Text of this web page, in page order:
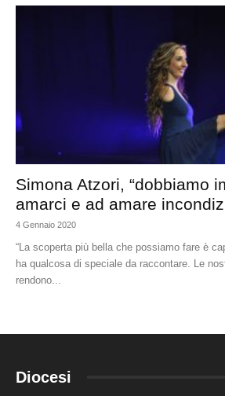
Simona Atzori, “dobbiamo
amarci e ad amare
4 Gennaio 2020
“La scoperta più bella che possiamo fare è
ha qualcosa di speciale da raccontare. Le
rendono...
Diocesi